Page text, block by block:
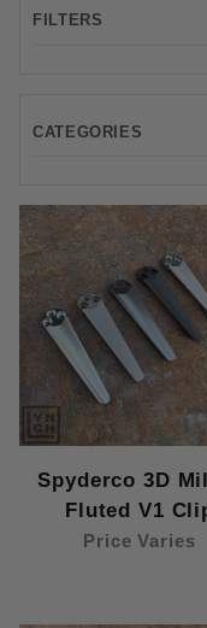
Spyderco 3D
Fluted V1
Price Varies
FILTERS
Divo Knives (6)
Fox Knives (6)
Giant Mouse (6)
Ironfly (6)
Kubar (6)
Kunwu (6)
Luft Concepts
MKM (6)
North Arms (6)
Renegade
Spyderco (26)
Zebralight (1)
CATEGORIES